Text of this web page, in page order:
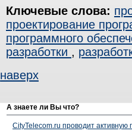
Ключевые слова:
проектирование
программного
разработки ,
наверх
А знаете ли Вы что?
CityTelecom.ru проводит активную